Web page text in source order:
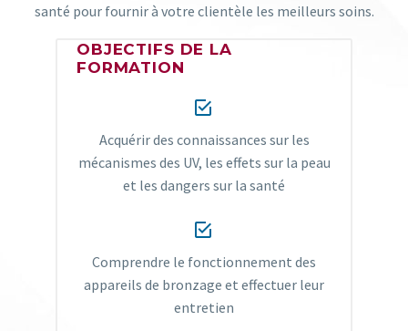
santé pour fournir à votre clientèle les meilleurs soins.
OBJECTIFS DE LA
FORMATION


Acquérir des connaissances sur les
mécanismes des UV, les effets sur la peau
et les dangers sur la santé


Comprendre le fonctionnement des
appareils de bronzage et effectuer leur
entretien